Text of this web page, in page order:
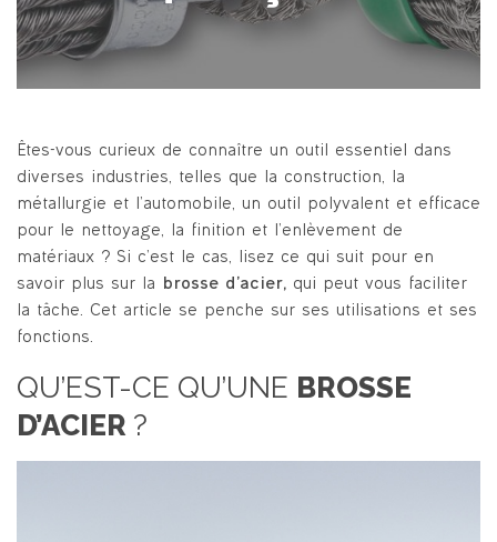
Êtes-vous curieux de connaître un outil essentiel dans
diverses industries, telles que la construction, la
métallurgie et l’automobile, un outil polyvalent et efficace
pour le nettoyage, la finition et l’enlèvement de
matériaux ? Si c’est le cas, lisez ce qui suit pour en
savoir plus sur la brosse d’acier, qui peut vous faciliter
la tâche. Cet article se penche sur ses utilisations et ses
fonctions.
QU’EST-CE QU’UNE BROSSE
D’ACIER ?